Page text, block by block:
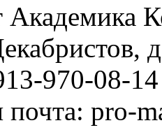
970-08-14
почта: pro-